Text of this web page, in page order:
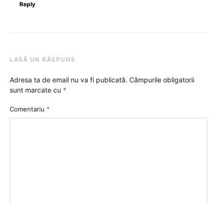
Reply
LASĂ UN RĂSPUNS
Adresa ta de email nu va fi publicată. Câmpurile obligatorii
sunt marcate cu *
Comentariu *